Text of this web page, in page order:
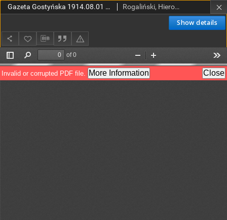
Show details
Gazeta Gostyńska 1914.08.01 R.2 Nr 92 Rogaliński, Hieronim (red.)